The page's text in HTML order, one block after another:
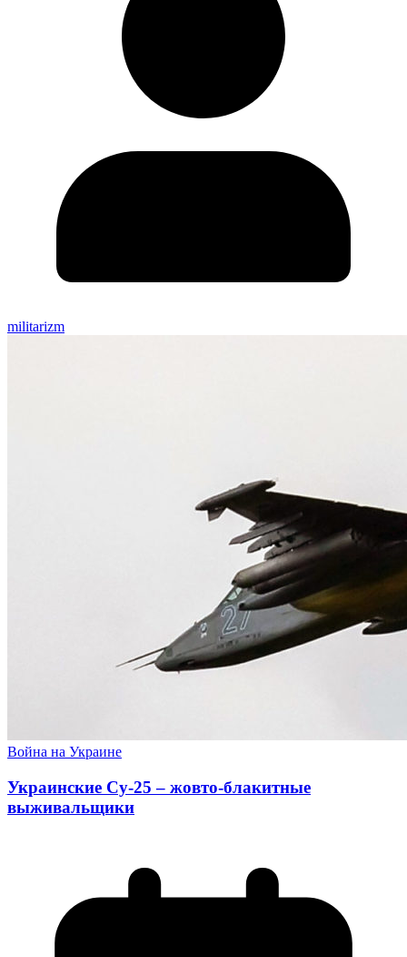
militarizm
Война на Украине
Украинские Су-25 – жовто-блакитные
выживальщики